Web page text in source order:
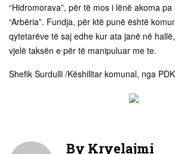
“Hidromorava”, për të mos i lënë akoma
“Arbëria”. Fundja, për ktë punë është
qytetarëve të saj edhe kur ata janë në
vjelë taksën e për të manipuluar me te.
Shefik Surdulli /Këshilltar komunal, nga
By Kryelajmi